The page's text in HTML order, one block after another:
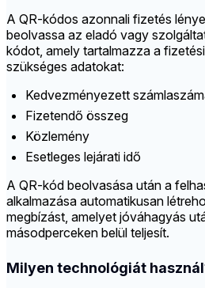
A QR-kódos azonnali fizetés
beolvassa az eladó vagy
kódot, amely tartalmazza a
szükséges adatokat:
Kedvezményezett
Fizetendő összeg
Közlemény
Esetleges lejárati idő
A QR-kód beolvasása után a
alkalmazása automatikusan
megbízást, amelyet jóváhagyás
másodperceken belül teljesít.
Milyen technológiát